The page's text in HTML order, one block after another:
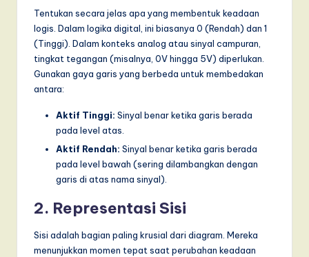
Tentukan secara jelas apa yang membentuk keadaan
logis. Dalam logika digital, ini biasanya 0 (Rendah) dan 1
(Tinggi). Dalam konteks analog atau sinyal campuran,
tingkat tegangan (misalnya, 0V hingga 5V) diperlukan.
Gunakan gaya garis yang berbeda untuk membedakan
antara:
Aktif Tinggi: Sinyal benar ketika garis berada
pada level atas.
Aktif Rendah: Sinyal benar ketika garis berada
pada level bawah (sering dilambangkan dengan
garis di atas nama sinyal).
2. Representasi Sisi
Sisi adalah bagian paling krusial dari diagram. Mereka
menunjukkan momen tepat saat perubahan keadaan